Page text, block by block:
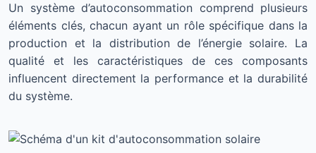
Un système d’autoconsommation comprend plusieurs
éléments clés, chacun ayant un rôle spécifique dans la
production et la distribution de l’énergie solaire. La
qualité et les caractéristiques de ces composants
influencent directement la performance et la durabilité
du système.